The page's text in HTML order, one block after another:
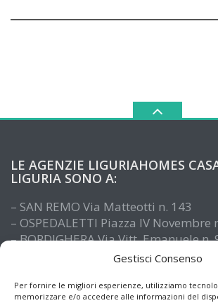
Gestisci Consenso
Per fornire le migliori esperienze, utilizziamo
memorizzare e/o accedere alle informazioni del
LE AGENZIE LIGURIAHOMES
LIGURIA SONO A:
– SAN REMO Via Matteotti n. 143
– OSPEDALETTI Piazza IV Novembre
– BORDIGHERA Via Vitt. Emanuele n.
– IMPERIA Piazza De Amicis n. 15
– ALASSIO Via XX Settembre n. 61